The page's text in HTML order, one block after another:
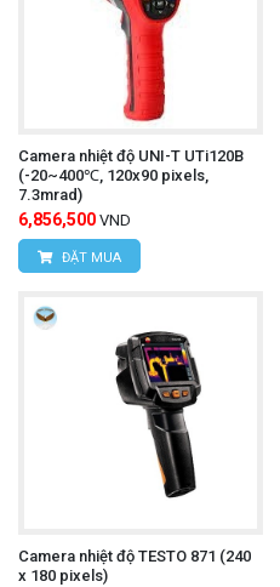
Camera nhiệt độ UNI-T UTi120B
(-20~400℃, 120x90 pixels,
7.3mrad)
6,856,500 VND
ĐẶT MUA
Camera nhiệt độ TESTO 871 (240
x 180 pixels)